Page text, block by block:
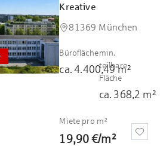
Kreative
81369 München
Bürofläche
ca. 4.400,49m²
min.
teilbare
Fläche
ca. 368,2 m²
Miete pro m²
19,90 €/m²